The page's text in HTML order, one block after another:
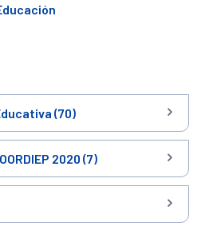
(70)
2020 (7)